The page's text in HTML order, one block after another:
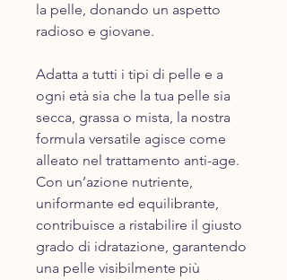
la pelle, donando un aspetto
radioso e giovane.
Adatta a tutti i tipi di pelle e a
ogni età sia che la tua pelle sia
secca, grassa o mista, la nostra
formula versatile agisce come
alleato nel trattamento anti-age.
Con un’azione nutriente,
uniformante ed equilibrante,
contribuisce a ristabilire il giusto
grado di idratazione, garantendo
una pelle visibilmente più